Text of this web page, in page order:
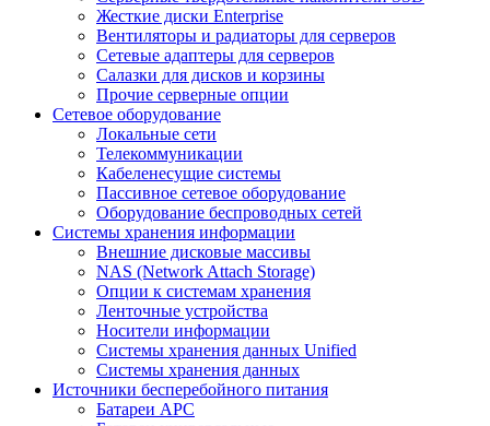
Жесткие диски Enterprise
Вентиляторы и радиаторы для серверов
Сетевые адаптеры для серверов
Салазки для дисков и корзины
Прочие серверные опции
Сетевое оборудование
Локальные сети
Телекоммуникации
Кабеленесущие системы
Пассивное сетевое оборудование
Оборудование беспроводных сетей
Системы хранения информации
Внешние дисковые массивы
NAS (Network Attach Storage)
Опции к системам хранения
Ленточные устройства
Носители информации
Системы хранения данных Unified
Системы хранения данных
Источники бесперебойного питания
Батареи APC